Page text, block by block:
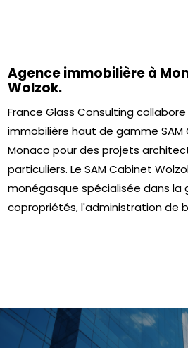
Agence immobilière à
Wolzok.
France Glass Consulting
immobilière haut de gamme SAM
Monaco pour des projets
particuliers. Le SAM Cabinet
monégasque spécialisée dans la
copropriétés, l'administration de